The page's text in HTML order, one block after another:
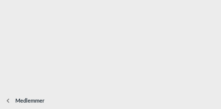
Medlemmer